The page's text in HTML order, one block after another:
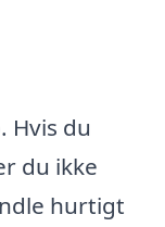
Hvis du
du ikke
hurtigt